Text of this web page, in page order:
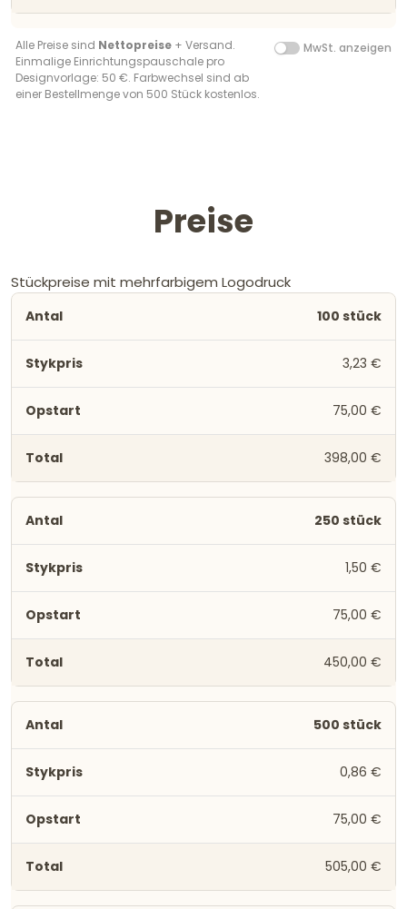
Alle Preise sind Nettopreise + Versand.
Einmalige Einrichtungspauschale pro
Designvorlage: 50 €. Farbwechsel sind ab
einer Bestellmenge von 500 Stück kostenlos.
MwSt. anzeigen
Preise
Stückpreise mit mehrfarbigem Logodruck
100 stück
3,23 €
75,00 €
398,00 €
250 stück
1,50 €
75,00 €
450,00 €
500 stück
0,86 €
75,00 €
505,00 €